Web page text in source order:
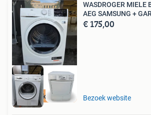
WASDROGER MIELE
AEG SAMSUNG +
€ 175,00
Bezoek website